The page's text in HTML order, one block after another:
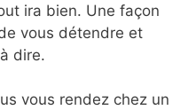
ira bien. Une façon
vous détendre et
dire.
vous rendez chez un